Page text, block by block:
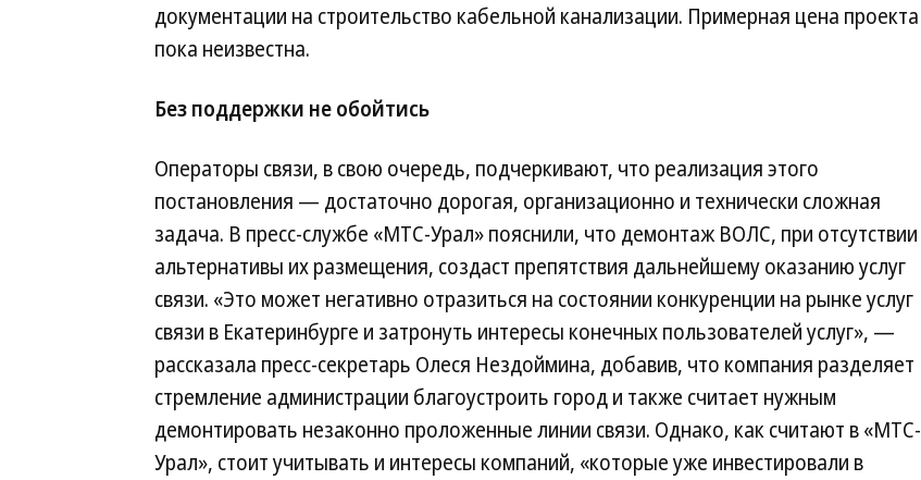
документации на строительство кабельной канализации. Примерная цена проекта
пока неизвестна.
Без поддержки не обойтись
Операторы связи, в свою очередь, подчеркивают, что реализация этого
постановления — достаточно дорогая, организационно и технически сложная
задача. В пресс-службе «МТС-Урал» пояснили, что демонтаж ВОЛС, при отсутствии
альтернативы их размещения, создаст препятствия дальнейшему оказанию услуг
связи. «Это может негативно отразиться на состоянии конкуренции на рынке услуг
связи в Екатеринбурге и затронуть интересы конечных пользователей услуг», —
рассказала пресс-секретарь Олеся Нездоймина, добавив, что компания разделяет
стремление администрации благоустроить город и также считает нужным
демонтировать незаконно проложенные линии связи. Однако, как считают в «МТС-
Урал», стоит учитывать и интересы компаний, «которые уже инвестировали в